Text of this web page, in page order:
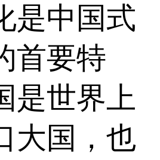
是中国式
首要特
是世界上
大国，也